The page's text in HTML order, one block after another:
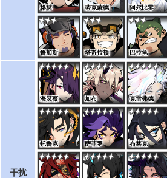
格林 劳克蒙德 阿尔比零
鲁加斯 塔奇拉顿 巴拉龟
干扰
海瑟薇 加布 克雷弗德
托鲁克 萨菲罗 布莱克